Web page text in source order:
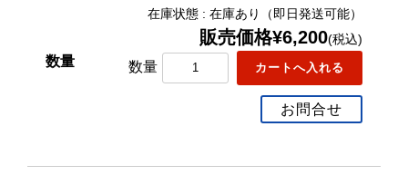
在庫状態 : 在庫あり（即日発送可能）
販売価格¥6,200(税込)
数量
お問合せ